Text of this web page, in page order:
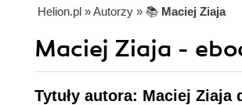
Helion.pl » Autorzy » 📚 Maciej Ziaja
Maciej Ziaja -
Tytuły autora: Maciej Ziaja